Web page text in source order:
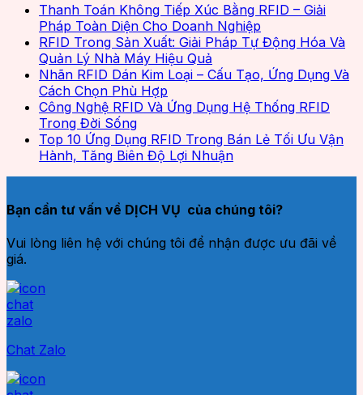
Thanh Toán Không Tiếp Xúc Bằng RFID – Giải
Pháp Toàn Diện Cho Doanh Nghiệp
RFID Trong Sản Xuất: Giải Pháp Tự Động Hóa Và
Quản Lý Nhà Máy Hiệu Quả
Nhãn RFID Dán Kim Loại – Cấu Tạo, Ứng Dụng Và
Cách Chọn Phù Hợp
Công Nghệ RFID Và Ứng Dụng Hệ Thống RFID
Trong Đời Sống
Top 10 Ứng Dụng RFID Trong Bán Lẻ Tối Ưu Vận
Hành, Tăng Biên Độ Lợi Nhuận
Bạn cần tư vấn về DỊCH VỤ của chúng tôi?
Vui lòng liên hệ với chúng tôi để nhận được ưu đãi về
giá.
Chat Zalo